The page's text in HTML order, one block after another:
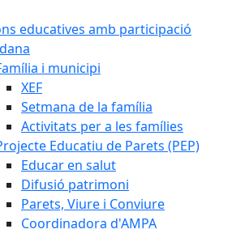
educatives amb participació
i municipi
XEF
Setmana de la família
Activitats per a les famílies
Educatiu de Parets (PEP)
Educar en salut
Difusió patrimoni
Parets, Viure i Conviure
Coordinadora d'AMPA